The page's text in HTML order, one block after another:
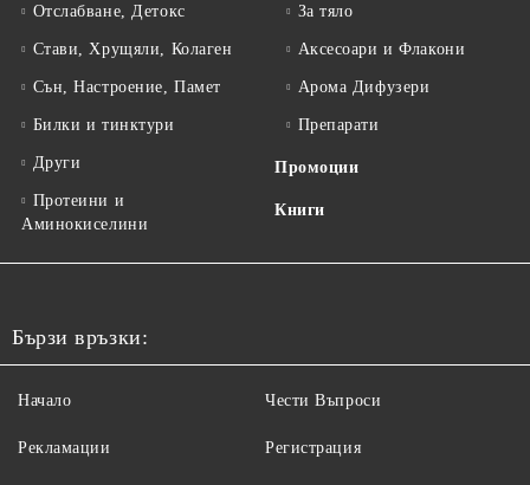
Отслабване, Детокс
Стави, Хрущяли, Колаген
Сън, Настроение, Памет
Билки и тинктури
Други
Протеини и
Аминокиселини
За тяло
Аксесоари и Флакони
Арома Дифузери
Препарати
Промоции
Книги
Бързи връзки:
Начало
Рекламации
Чести Въпроси
Регистрация